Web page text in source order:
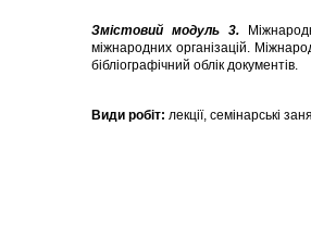
Змістовий модуль 3.
міжнародних організацій.
бібліографічний облік документів.
Види робіт: лекції, семінарські